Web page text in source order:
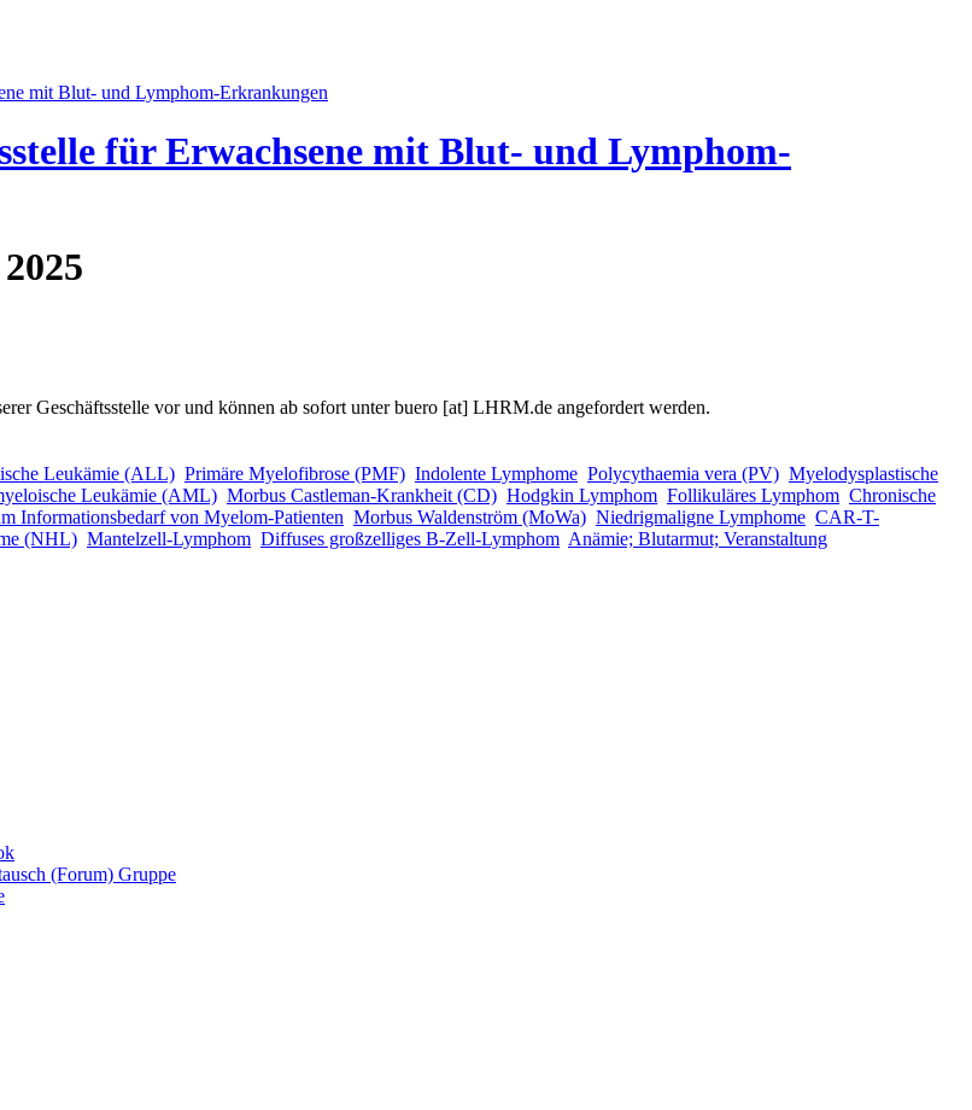
für Erwachsene mit Blut- und Lymphom-
Geschäftsstelle vor und können ab sofort unterbuero [at] LHRM.de angefordert werden.
Leukämie (ALL) Primäre Myelofibrose (PMF) Indolente Lymphome Polycythaemia vera (PV) Myelodysplastische
Leukämie (AML) Morbus Castleman-Krankheit (CD) Hodgkin Lymphom Follikuläres Lymphom Chronische
Informationsbedarf von Myelom-Patienten Morbus Waldenström (MoWa) Niedrigmaligne Lymphome CAR-T-
(NHL) Mantelzell-Lymphom Diffuses großzelliges B-Zell-Lymphom Anämie; Blutarmut; Veranstaltung
(Forum) Gruppe